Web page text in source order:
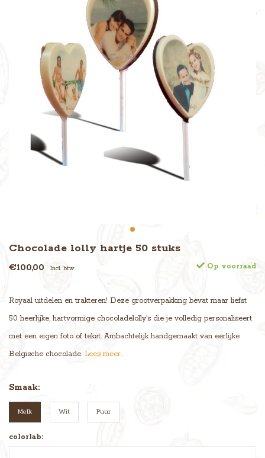
Chocolade lolly hartje 50 stuks
€100,00 Incl. btw Op voorraad
Royaal uitdelen en trakteren! Deze grootverpakking bevat maar liefst
50 heerlijke, hartvormige chocoladelolly's die je volledig personaliseert
met een eigen foto of tekst. Ambachtelijk handgemaakt van eerlijke
Belgische chocolade. Lees meer..
Smaak:
Melk Wit Puur
colorlab: